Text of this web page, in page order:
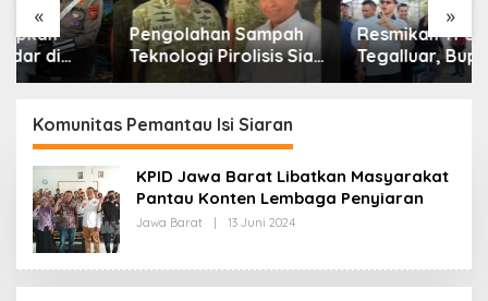
« »
Pengolahan Sampah
Teknologi Pirolisis Siap
Lahap Tiga Ribu Ton
Barat
Resmikan TPS3R
Tegalluar, Bupati
Bandung: Sampah
Pemerintah
Komunitas Pemantau Isi Siaran
KPID Jawa Barat Libatkan Masyarakat
Pantau Konten Lembaga Penyiaran
Jawa Barat 13 Juni 2024
H
R